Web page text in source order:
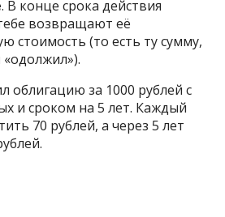
. В конце срока действия
возвращают её
стоимость (то есть ту сумму,
облигацию за 1000 рублей с
и сроком на 5 лет. Каждый
70 рублей, а через 5 лет